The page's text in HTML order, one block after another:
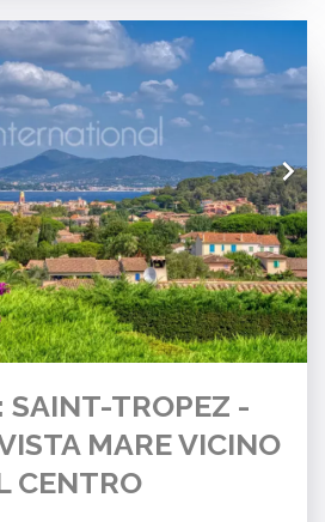
SAINT-TROPEZ -
MARE VICINO
CENTRO